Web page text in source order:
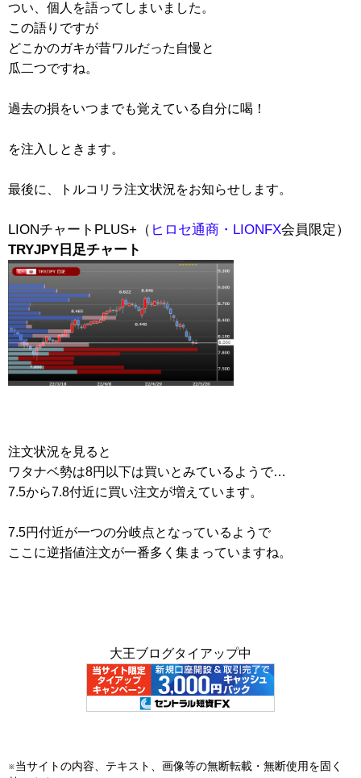
つい、個人を語ってしまいました。
この語りですが
どこかのガキが昔ワルだった自慢と
瓜二つですね。
過去の損をいつまでも覚えている自分に喝！
を注入しときます。
最後に、トルコリラ注文状況をお知らせします。
LIONチャートPLUS+（ ヒロセ通商・LIONFX会員限定）
TRYJPY日足チャート
注文状況を見ると
ワタナベ勢は8円以下は買いとみているようで…
7.5から7.8付近に買い注文が増えています。
7.5円付近が一つの分岐点となっているようで
ここに逆指値注文が一番多く集まっていますね。
大王ブログタイアップ中
※当サイトの内容、テキスト、画像等の無断転載・無断使用を固く